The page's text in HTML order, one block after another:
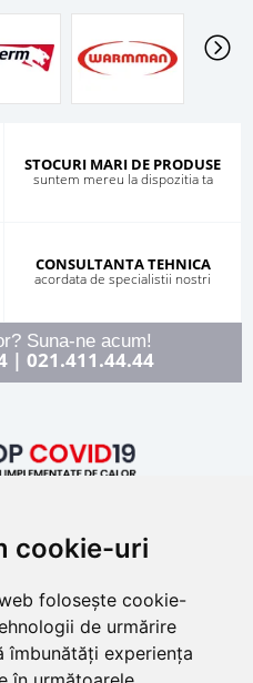
cookie-uri
folosește cookie-
de urmărire
îmbunătăți experiența
STOCURI MARI DE PRODUSE
suntem mereu la dispozitia ta
CONSULTANTA TEHNICA
acordata de specialistii nostri
Suna-ne acum!
| 021.411.44.44